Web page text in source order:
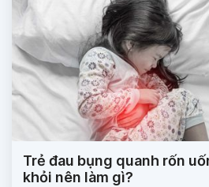
Trẻ đau bụng quanh rốn
khỏi nên làm gì?